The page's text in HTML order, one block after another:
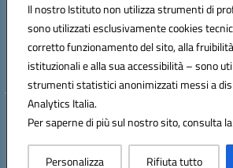
Il nostro Istituto non utilizza strumenti di
sono utilizzati esclusivamente cookies
corretto funzionamento del sito, alla
istituzionali e alla sua accessibilità – sono
strumenti statistici anonimizzati messi a
Analytics Italia.
Per saperne di più sul nostro sito, consulta
Personalizza Rifiuta tutto
Posta elettronica certificata (PEC):
Codice fiscale: 90000320813
Codice meccanografico: TPIS002005
Hosting & Powered by 3D
Concept & Design by